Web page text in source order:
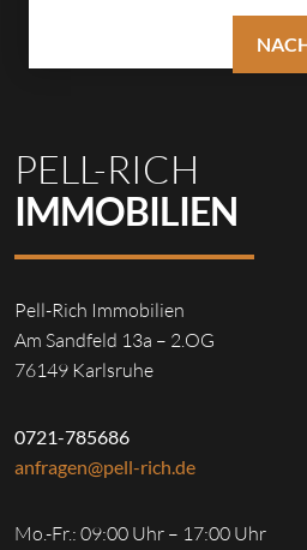
PELL-RICH
IMMOBILIEN
Pell-Rich Immobilien
Am Sandfeld 13a – 2.OG
76149 Karlsruhe
0721-785686
anfragen@pell-rich.de
Mo.-Fr.: 09:00 Uhr – 17:00 Uhr